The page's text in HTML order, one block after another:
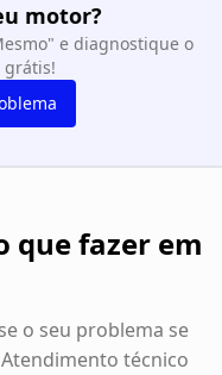
motor?
e diagnostique o
que fazer em
o seu problema se
técnico